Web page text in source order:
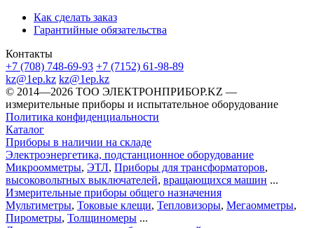
Как сделать заказ
Гарантийные обязательства
Контакты
+7 (708) 748-69-93 +7 (7152) 61-98-89
kz@1ep.kz kz@1ep.kz
©️ 2014—2026 ТОО ЭЛЕКТРОНПРИБОР.KZ —
измерительные приборы и испытательное оборудование
Политика конфиденциальности
Каталог
Приборы в наличии на складе
Электроэнергетика, подстанционное оборудование
Микроомметры, ЭТЛ, Приборы для трансформаторов,
высоковольтных выключателей, вращающихся машин ...
Измерительные приборы общего назначения
Мультиметры, Токовые клещи, Тепловизоры, Мегаомметры,
Пирометры, Толщиномеры ...